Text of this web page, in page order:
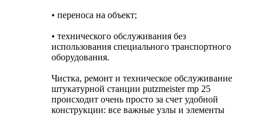
• переноса на объект;
• технического обслуживания без
использования специального транспортного
оборудования.
Чистка, ремонт и техническое обслуживание
штукатурной станции putzmeister mp 25
происходит очень просто за счет удобной
конструкции: все важные узлы и элементы